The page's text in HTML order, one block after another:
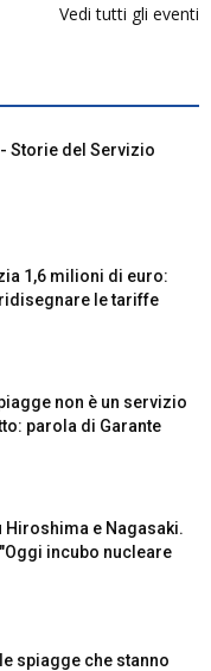
Vedi tutti gli eventi
Storie del Servizio
1,6 milioni di euro:
le tariffe
non è un servizio
parola di Garante
Hiroshima e Nagasaki.
incubo nucleare
spiagge che stanno